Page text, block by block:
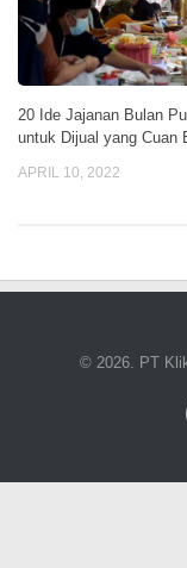
20 Ide Jajanan Bulan
untuk Dijual yang Cuan
APRIL 10, 2022
© 2026. PT